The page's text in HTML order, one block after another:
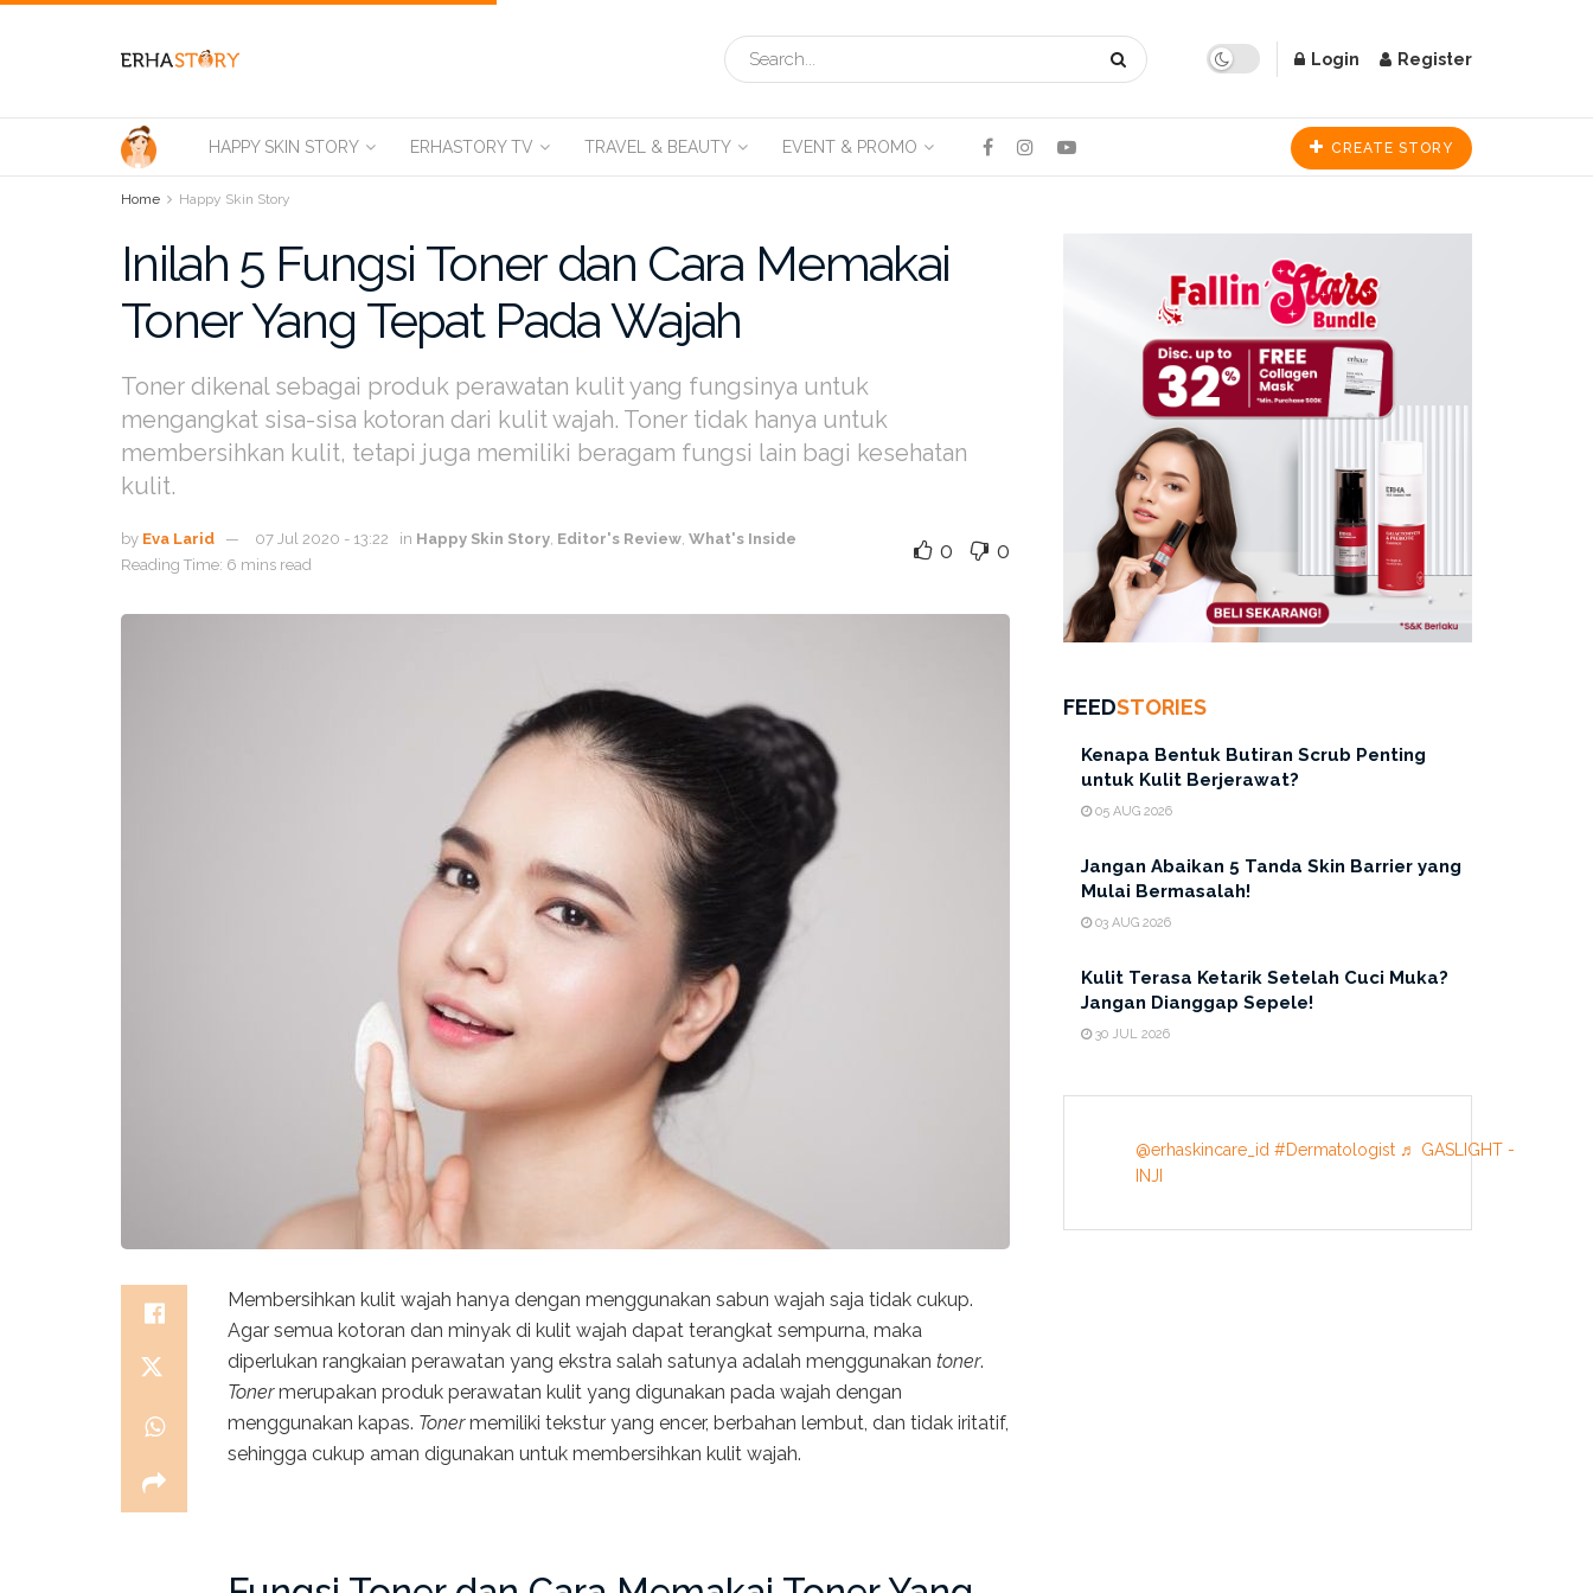
Login Register
HAPPY SKIN STORY ERHASTORY TV TRAVEL & BEAUTY EVENT & PROMO CREATE STORY
Home Happy Skin Story
Inilah 5 Fungsi Toner dan Cara Memakai
Toner Yang Tepat Pada Wajah
Toner dikenal sebagai produk perawatan kulit yang fungsinya untuk
mengangkat sisa-sisa kotoran dari kulit wajah. Toner tidak hanya untuk
membersihkan kulit, tetapi juga memiliki beragam fungsi lain bagi kesehatan
kulit.
by Eva Larid 07 Jul 2020 - 13:22 in Happy Skin Story Editor's Review What's Inside
Reading Time: 6 mins read
0 0
Membersihkan kulit wajah hanya dengan menggunakan sabun wajah saja tidak cukup.
Agar semua kotoran dan minyak di kulit wajah dapat terangkat sempurna, maka
diperlukan rangkaian perawatan yang ekstra salah satunya adalah menggunakan toner.
Tonermerupakan produk perawatan kulit yang digunakan pada wajah dengan
menggunakan kapas. Tonermemiliki tekstur yang encer, berbahan lembut, dan tidak iritatif,
sehingga cukup aman digunakan untuk membersihkan kulit wajah.
FEEDSTORIES
Kenapa Bentuk Butiran Scrub Penting
untuk Kulit Berjerawat?
05 AUG 2026
Jangan Abaikan 5 Tanda Skin Barrier yang
Mulai Bermasalah!
03 AUG 2026
Kulit Terasa Ketarik Setelah Cuci Muka?
Jangan Dianggap Sepele!
30 JUL 2026
@erhaskincare_id #Dermatologist ♬ GASLIGHT -
INJI